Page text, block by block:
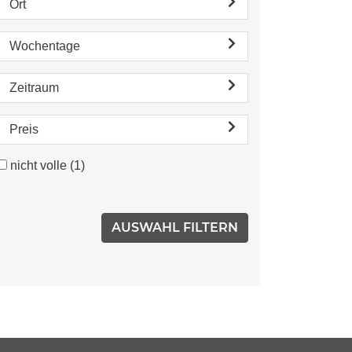
Ort
Wochentage
Zeitraum
Preis
nicht volle (1)